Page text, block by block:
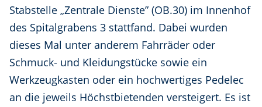
Stabstelle „Zentrale Dienste” (OB.30) im Innenhof
des Spitalgrabens 3 stattfand. Dabei wurden
dieses Mal unter anderem Fahrräder oder
Schmuck- und Kleidungstücke sowie ein
Werkzeugkasten oder ein hochwertiges Pedelec
an die jeweils Höchstbietenden versteigert. Es ist